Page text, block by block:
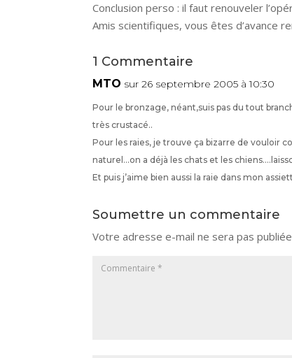
Conclusion perso : il faut renouveler
Amis scientifiques, vous êtes d’avance
1 Commentaire
MTO sur 26 septembre 2005 à 10:30
Pour le bronzage, néant,suis pas du tout
très crustacé..
Pour les raies, je trouve ça bizarre de vouloir
naturel…on a déjà les chats et les
Et puis j’aime bien aussi la raie dans mon
Soumettre un commentaire
Votre adresse e-mail ne sera pas